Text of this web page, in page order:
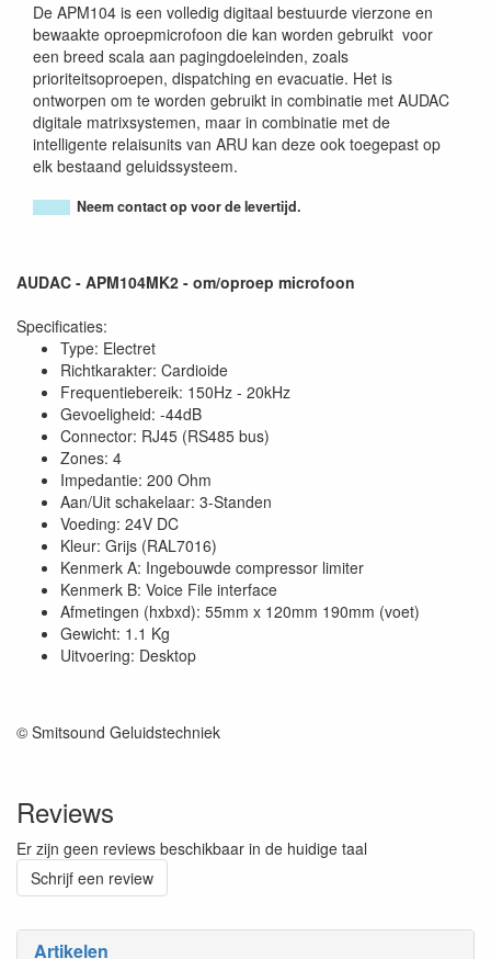
Artikelen
De APM104 is een volledig digitaal bestuurde vierzone en
bewaakte oproepmicrofoon die kan worden gebruikt voor
een breed scala aan pagingdoeleinden, zoals
prioriteitsoproepen, dispatching en evacuatie. Het is
ontworpen om te worden gebruikt in combinatie met AUDAC
digitale matrixsystemen, maar in combinatie met de
intelligente relaisunits van ARU kan deze ook toegepast op
elk bestaand geluidssysteem.
Neem contact op voor de levertijd.
AUDAC - APM104MK2 - om/oproep microfoon
Specificaties:
Type: Electret
Richtkarakter: Cardioide
Frequentiebereik: 150Hz - 20kHz
Gevoeligheid: -44dB
Connector: RJ45 (RS485 bus)
Zones: 4
Impedantie: 200 Ohm
Aan/Uit schakelaar: 3-Standen
Voeding: 24V DC
Kleur: Grijs (RAL7016)
Kenmerk A: Ingebouwde compressor limiter
Kenmerk B: Voice File interface
Afmetingen (hxbxd): 55mm x 120mm 190mm (voet)
Gewicht: 1.1 Kg
Uitvoering: Desktop
© Smitsound Geluidstechniek
Reviews
Er zijn geen reviews beschikbaar in de huidige taal
Schrijf een review